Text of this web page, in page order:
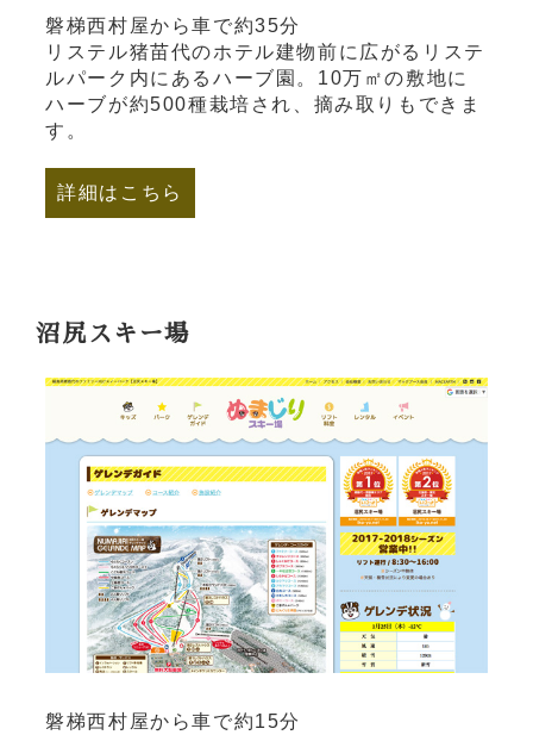
磐梯西村屋から車で約35分
リステル猪苗代のホテル建物前に広がるリステ
ルパーク内にあるハーブ園。10万㎡の敷地に
ハーブが約500種栽培され、摘み取りもできま
す。
詳細はこちら
沼尻スキー場
磐梯西村屋から車で約15分